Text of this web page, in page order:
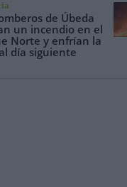
de Úbeda
un incendio en el
Norte y enfrían la
día siguiente